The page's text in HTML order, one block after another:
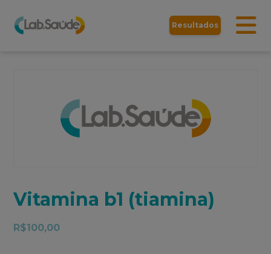
Resultados
Vitamina b1 (tiamina)
R$100,00